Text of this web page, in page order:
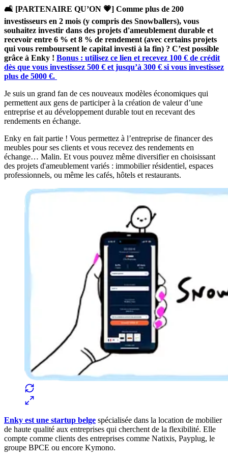
🛋️ [PARTENAIRE QU’ON 💗] Comme plus de 200
investisseurs en 2 mois (y compris des Snowballers), vous
souhaitez investir dans des projets d'ameublement durable et
recevoir entre 6 % et 8 % de rendement (avec certains projets
qui vous remboursent le capital investi à la fin) ? C’est possible
grâce à Enky ! Bonus : utilisez ce lien et recevez 100 € de crédit
dès que vous investissez 500 € et jusqu’à 300 € si vous investissez
plus de 5000 €.
Je suis un grand fan de ces nouveaux modèles économiques qui
permettent aux gens de participer à la création de valeur d’une
entreprise et au développement durable tout en recevant des
rendements en échange.
Enky en fait partie ! Vous permettez à l’entreprise de financer des
meubles pour ses clients et vous recevez des rendements en
échange… Malin. Et vous pouvez même diversifier en choisissant
des projets d'ameublement variés : immobilier résidentiel, espaces
professionnels, ou même les cafés, hôtels et restaurants.
Enky est une startup belge spécialisée dans la location de mobilier
de haute qualité aux entreprises qui cherchent de la flexibilité. Elle
compte comme clients des entreprises comme Natixis, Payplug, le
groupe BPCE ou encore Kymono.